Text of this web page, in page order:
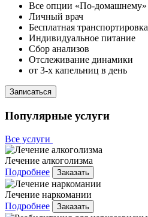
Все опции «По-домашнему»
Личный врач
Бесплатная транспортировка
Индивидуальное питание
Сбор анализов
Отслеживание динамики
от 3-х капельниц в день
Записаться
Популярные услуги
Все услуги
Лечение алкоголизма
Подробнее
Заказать
Лечение наркомании
Подробнее
Заказать